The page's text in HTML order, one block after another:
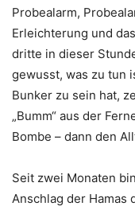
Probealarm,
Erleichterung und
dritte in dieser
gewusst, was zu tun
Bunker zu sein hat,
„Bumm“ aus der
Bombe – dann den
Seit zwei Monaten
Anschlag der Hamas